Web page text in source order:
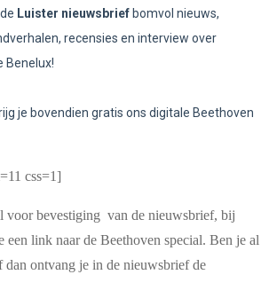
Luister nieuwsbrief bomvol nieuws,
recensies en interview over
Benelux!
je bovendien gratis ons digitale Beethoven
css=1]
voor bevestiging van de nieuwsbrief, bij
een link naar de Beethoven special. Ben je al
ontvang je in de nieuwsbrief de